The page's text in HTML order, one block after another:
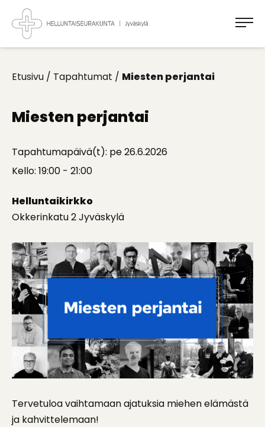
Takaisin
ylös
Jyväskylän
Helluntaiseurakunta
Koti
Etusivu / Tapahtumat / Miesten perjantai
Miesten perjantai
Tapahtumapäivä(t): pe 26.6.2026
Kello: 19:00 - 21:00
Helluntaikirkko
Okkerinkatu 2 Jyväskylä
Tervetuloa vaihtamaan ajatuksia miehen elämästä
ja kahvittelemaan!